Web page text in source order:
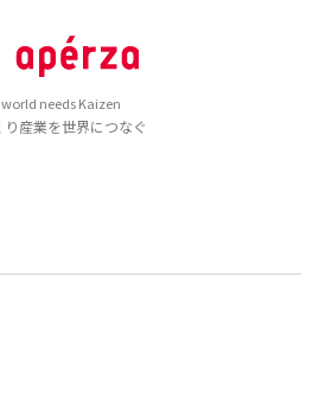
needs Kaizen
り産業を世界につなぐ